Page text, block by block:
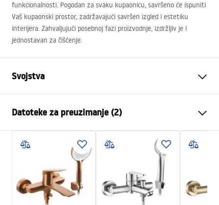
funkcionalnosti. Pogodan za svaku kupaonicu, savršeno će ispuniti
Vaš kupaonski prostor, zadržavajući savršen izgled i estetiku
interijera. Zahvaljujući posebnoj fazi proizvodnje, izdržljiv je i
jednostavan za čišćenje.
Svojstva
Boja
Titan
Vrsta izljevne cijevi
Fiksna
Materijal
Mjed, ABS
Visina
80
mm
Tehnologija premazivanja
PVD
Datoteke za preuzimanje (2)
Montažne upute
Jamstveni uvjeti
Warranty_Terms_and_Conditions_Faucets_-_5.pdf